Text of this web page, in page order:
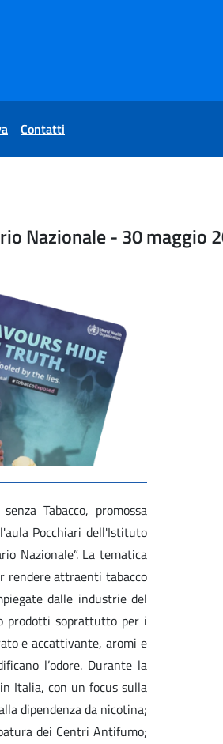
Contatti
e Servizio
Nazionale - 30 maggio
Tabacco, promossa
Pocchiari dell'Istituto
Nazionale”. La tematica
rendere attraenti tabacco
dalle industrie del
prodotti soprattutto per i
e accattivante, aromi e
l’odore. Durante la
Italia, con un focus sulla
dipendenza da nicotina;
dei Centri Antifumo;